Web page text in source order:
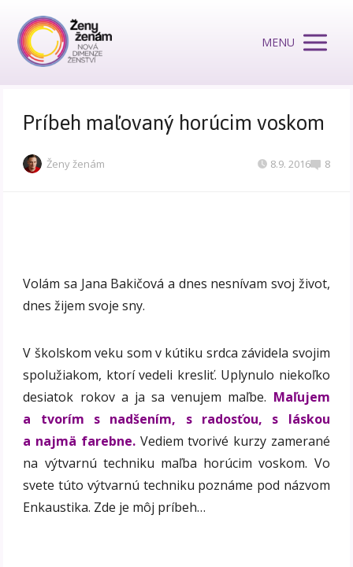
MENU
Príbeh maľovaný horúcim voskom
Ženy ženám 8.9. 2016 8
Volám sa Jana Bakičová a dnes nesnívam svoj život,
dnes žijem svoje sny.
V školskom veku som v kútiku srdca závidela svojim
spolužiakom, ktorí vedeli kresliť. Uplynulo niekoľko
desiatok rokov a ja sa venujem maľbe. Maľujem
a tvorím s nadšením, s radosťou, s láskou
a najmä farebne.Vediem tvorivé kurzy zamerané
na výtvarnú techniku maľba horúcim voskom. Vo
svete túto výtvarnú techniku poznáme pod názvom
Enkaustika. Zde je môj príbeh…